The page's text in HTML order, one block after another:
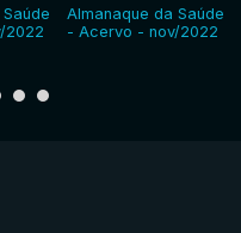
2022
Almanaque da Saúde
- Acervo - nov/2022